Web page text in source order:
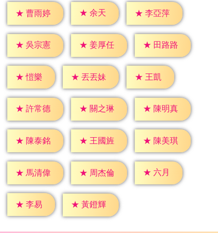
★ 曹雨婷 ★ 余天 ★ 李亞萍
★ 吳宗憲 ★ 姜厚任 ★ 田路路
★ 愷樂 ★ 丟丟妹 ★ 王凱
★ 許常德 ★ 關之琳 ★ 陳明真
★ 陳泰銘 ★ 王國旌 ★ 陳美琪
★ 馬清偉 ★ 周杰倫 ★ 六月
★ 李易 ★ 黃鐙輝